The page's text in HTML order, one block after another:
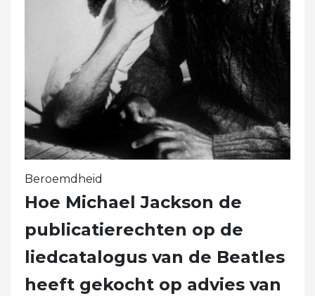
Beroemdheid
Hoe Michael Jackson de
publicatierechten op de
liedcatalogus van de Beatles
heeft gekocht op advies van